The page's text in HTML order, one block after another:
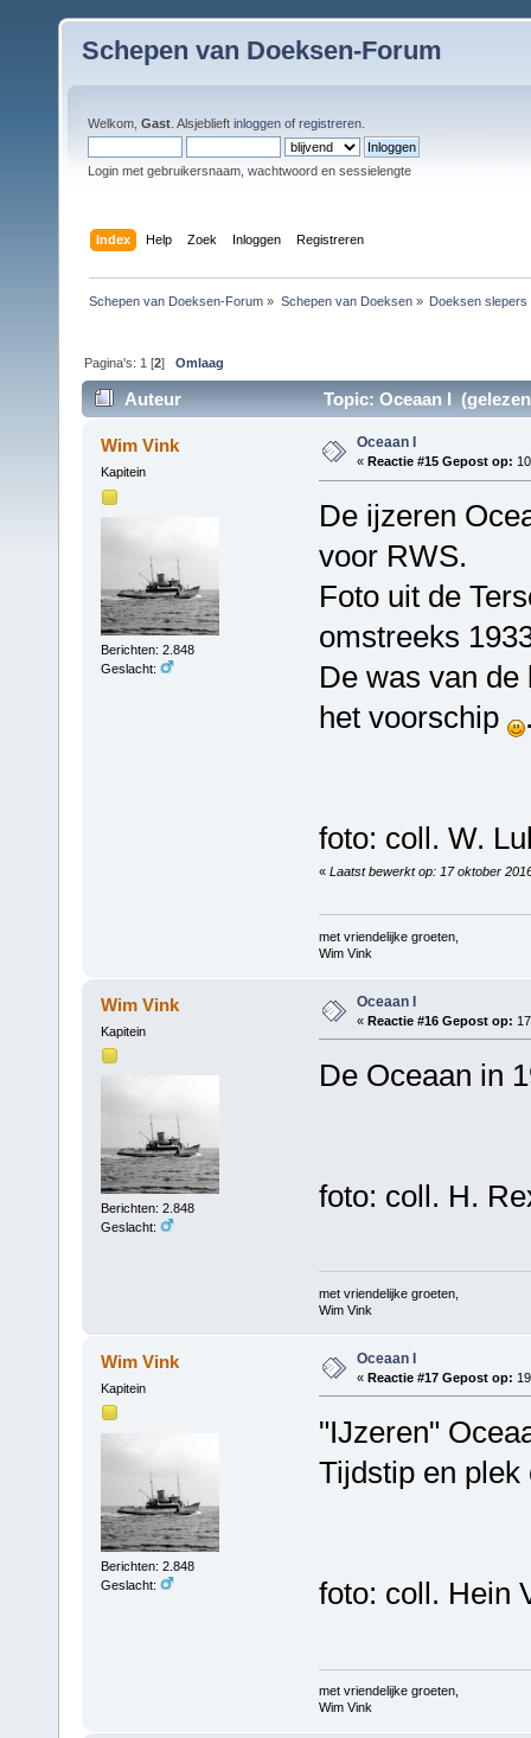
Schepen van Doeksen-Forum
Welkom, Gast . Alsjeblieft inloggen of registreren
Login met gebruikersnaam, wachtwoord en sessielengte
Index Help Zoek Inloggen Registreren
Schepen van Doeksen-Forum » Schepen van Doeksen» Doeksen slepers
Pagina's: 1 [2]Omlaag
Auteur Topic: Oceaan I
Wim Vink
Kapitein
Berichten: 2.848
Geslacht:
Oceaan I
« Reactie #15 Gepost op:
De ijzeren
voor RWS.
Foto uit de
omstreeks
De was van
het voorschip
foto: coll. W.
« Laatst bewerkt op: 17 oktober
met vriendelijke groeten,
Wim Vink
Wim Vink
Kapitein
Berichten: 2.848
Geslacht:
Oceaan I
« Reactie #16 Gepost op:
De Oceaan in
foto: coll. H.
met vriendelijke groeten,
Wim Vink
Wim Vink
Kapitein
Berichten: 2.848
Geslacht:
Oceaan I
« Reactie #17 Gepost op:
"IJzeren"
Tijdstip en plek
foto: coll. Hein
met vriendelijke groeten,
Wim Vink